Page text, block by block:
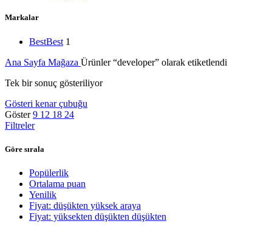
Markalar
BestBest 1
Ana Sayfa Mağaza Ürünler “developer” olarak etiketlendi
Tek bir sonuç gösteriliyor
Gösteri kenar çubuğu
Göster9 12 18 24
Filtreler
Göre sırala
Popülerlik
Ortalama puan
Yenilik
Fiyat: düşükten yüksek araya
Fiyat: yüksekten düşükten düşükten